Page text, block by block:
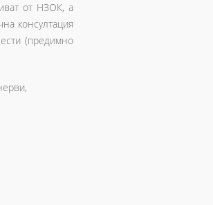
от НЗОК, а
консултация
(предимно